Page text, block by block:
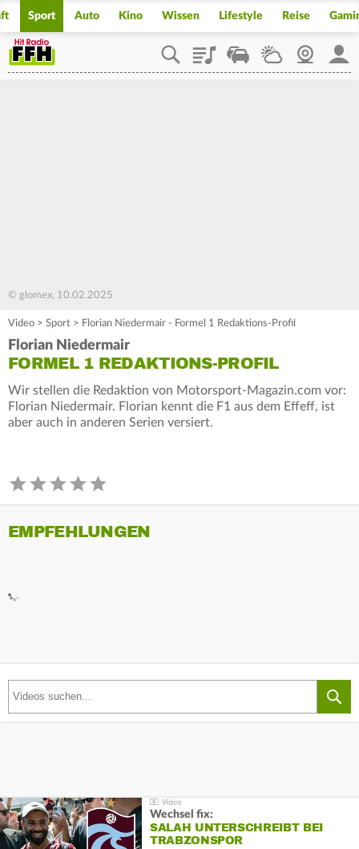
Sport Auto Kino Wissen Lifestyle Reise
PlaylistStaupilotWetterWebcam
© glomex, 10.02.2025
Video > Sport > Florian Niedermair - Formel 1 Redaktions-Profil
Florian Niedermair
FORMEL 1 REDAKTIONS-PROFIL
Wir stellen die Redaktion von Motorsport-Magazin.com vor:
Florian Niedermair. Florian kennt die F1 aus dem Effeff, ist
aber auch in anderen Serien versiert.
EMPFEHLUNGEN
Wechsel fix:
SALAH UNTERSCHREIBT BEI
TRABZONSPOR